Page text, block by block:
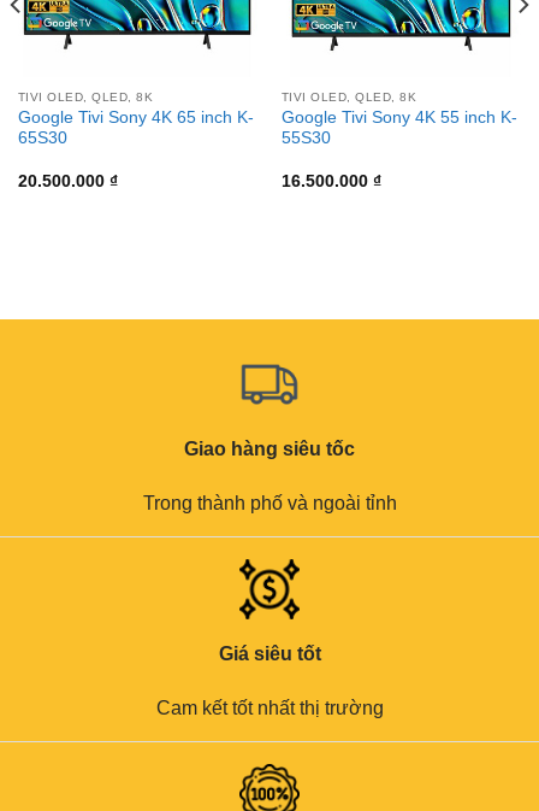
TIVI OLED, QLED, 8K
Google Tivi Sony 4K 65 inch K-
65S30
20.500.000 ₫
TIVI OLED, QLED, 8K
Google Tivi Sony 4K 55 inch K-
55S30
16.500.000 ₫
Giao hàng siêu tốc
Trong thành phố và ngoài tỉnh
Giá siêu tốt
Cam kết tốt nhất thị trường